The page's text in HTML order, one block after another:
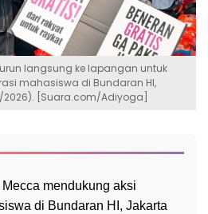
langsung ke lapangan untuk
mahasiswa di Bundaran HI,
[Suara.com/Adiyoga]
mendukung aksi
di Bundaran HI, Jakarta